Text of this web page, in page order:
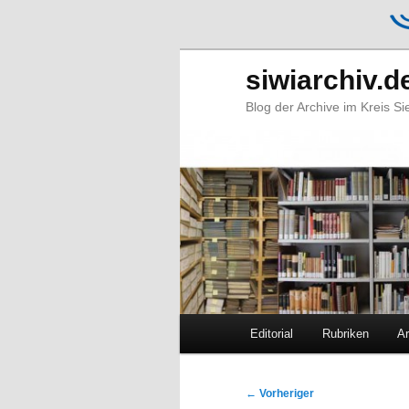
Blog der Archive im Kreis
Zum
Zum
Editorial Rubriken
Beitragsnavigation
← Vorheriger